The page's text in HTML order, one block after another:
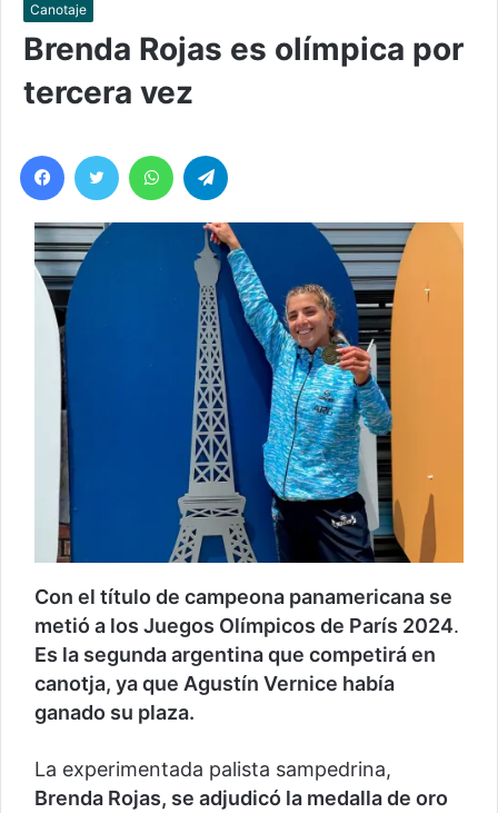
Canotaje
Brenda Rojas es olímpica por
tercera vez
Facebook
Twitter WhatsApp
Con el título de campeona panamericana se
metió a los Juegos Olímpicos de París 2024.
Es la segunda argentina que competirá en
canotja, ya que Agustín Vernice había
ganado su plaza.
La experimentada palista sampedrina,
Brenda Rojas, se adjudicó la medalla de oro